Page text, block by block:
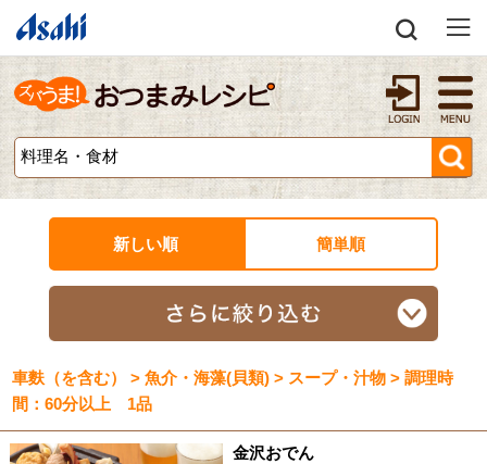
新しい順 簡単順
車麩（を含む） > 魚介・海藻(貝類) > スープ・汁物 > 調理時
間：60分以上 1品
金沢おでん